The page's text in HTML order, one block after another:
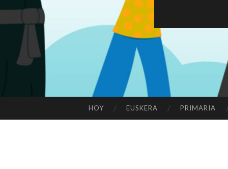
AL
HOY EUSKERA PRIMARIA